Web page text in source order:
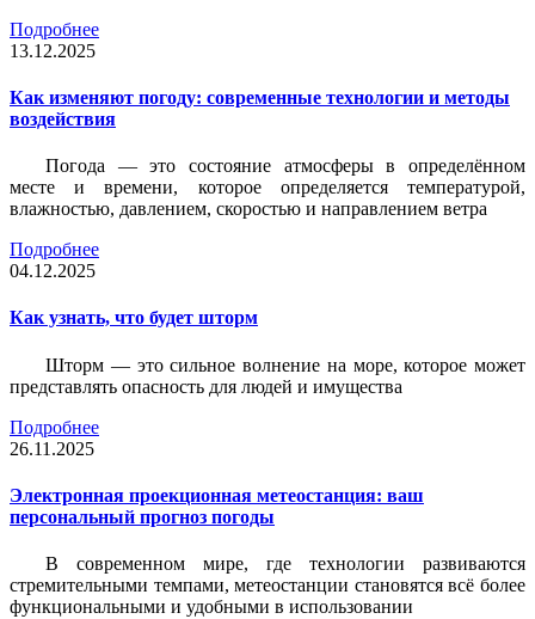
Подробнее
13.12.2025
Как изменяют погоду: современные технологии и методы
воздействия
Погода — это состояние атмосферы в определённом
месте и времени, которое определяется температурой,
влажностью, давлением, скоростью и направлением ветра
Подробнее
04.12.2025
Как узнать, что будет шторм
Шторм — это сильное волнение на море, которое может
представлять опасность для людей и имущества
Подробнее
26.11.2025
Электронная проекционная метеостанция: ваш
персональный прогноз погоды
В современном мире, где технологии развиваются
стремительными темпами, метеостанции становятся всё более
функциональными и удобными в использовании